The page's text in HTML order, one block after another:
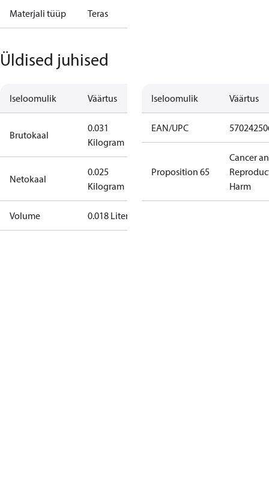
Materjali tüüp Teras
Üldised juhised
Iseloomulik Väärtus
Brutokaal
0.031
Kilogram
Netokaal
0.025
Kilogram
Volume 0.018 Liter
Iseloomulik Väärtus
EAN/UPC
Proposition 65
Cancer
Harm